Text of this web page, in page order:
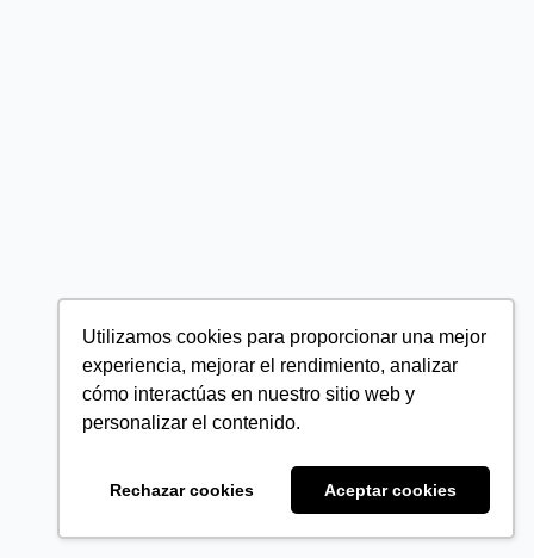
Utilizamos cookies para proporcionar una mejor
experiencia, mejorar el rendimiento, analizar
cómo interactúas en nuestro sitio web y
personalizar el contenido.
Rechazar cookies Aceptar cookies